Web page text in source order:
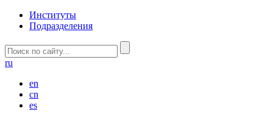
Институты
Подразделения
ru
en
cn
es